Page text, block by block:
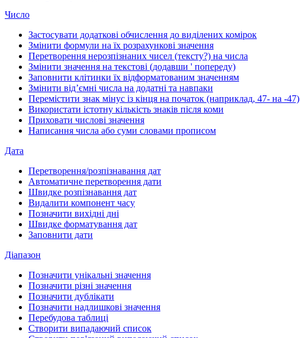
Число
Застосувати додаткові обчислення до виділених комірок
Змінити формули на їх розрахункові значення
Перетворення нерозпізнаних чисел (тексту?) на числа
Змінити значення на текстові (додавши ' попереду)
Заповнити клітинки їх відформатованим значенням
Змінити від’ємні числа на додатні та навпаки
Перемістити знак мінус із кінця на початок (наприклад, 47- на -47)
Використати істотну кількість знаків після коми
Приховати числові значення
Написання числа або суми словами прописом
Дата
Перетворення/розпізнавання дат
Автоматичне перетворення дати
Швидке розпізнавання дат
Видалити компонент часу
Позначити вихідні дні
Швидке форматування дат
Заповнити дати
Діапазон
Позначити унікальні значення
Позначити різні значення
Позначити дублікати
Позначити надлишкові значення
Перебудова таблиці
Створити випадаючий список